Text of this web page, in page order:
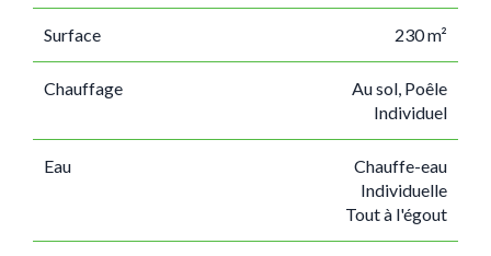
Surface 230 m²
Chauffage
Au sol, Poêle
Individuel
Eau
Chauffe-eau
Individuelle
Tout à l'égout